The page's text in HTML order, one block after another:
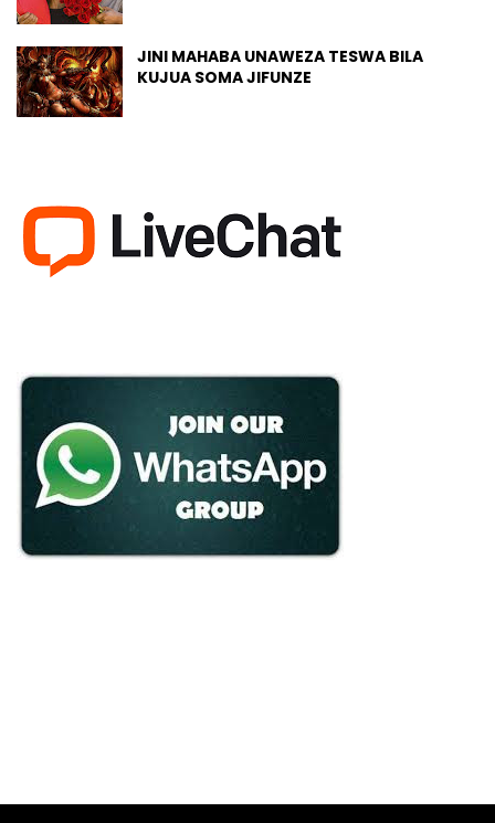
JINI MAHABA UNAWEZA TESWA BILA
KUJUA SOMA JIFUNZE